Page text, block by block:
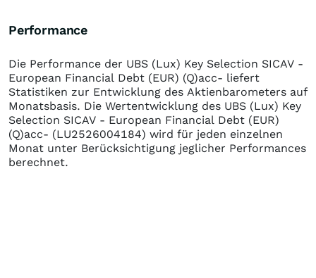
Performance
Die Performance der UBS (Lux) Key Selection SICAV -
European Financial Debt (EUR) (Q)acc- liefert
Statistiken zur Entwicklung des Aktienbarometers auf
Monatsbasis. Die Wertentwicklung des UBS (Lux) Key
Selection SICAV - European Financial Debt (EUR)
(Q)acc- (LU2526004184) wird für jeden einzelnen
Monat unter Berücksichtigung jeglicher Performances
berechnet.